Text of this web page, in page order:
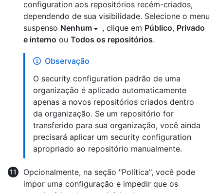
configuration aos repositórios recém-criados,
dependendo de sua visibilidade. Selecione o menu
suspenso Nenhum , clique em Público, Privado
e interno ou Todos os repositórios.
Observação
O security configuration padrão de uma
organização é aplicado automaticamente
apenas a novos repositórios criados dentro
da organização. Se um repositório for
transferido para sua organização, você ainda
precisará aplicar um security configuration
apropriado ao repositório manualmente.
Opcionalmente, na seção "Política", você pode
impor uma configuração e impedir que os